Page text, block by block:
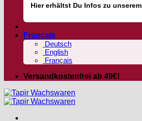
Hiererhältst Du Infos zu unserem
Français
Deutsch
English
Français
Versandkostenfrei ab 49€!